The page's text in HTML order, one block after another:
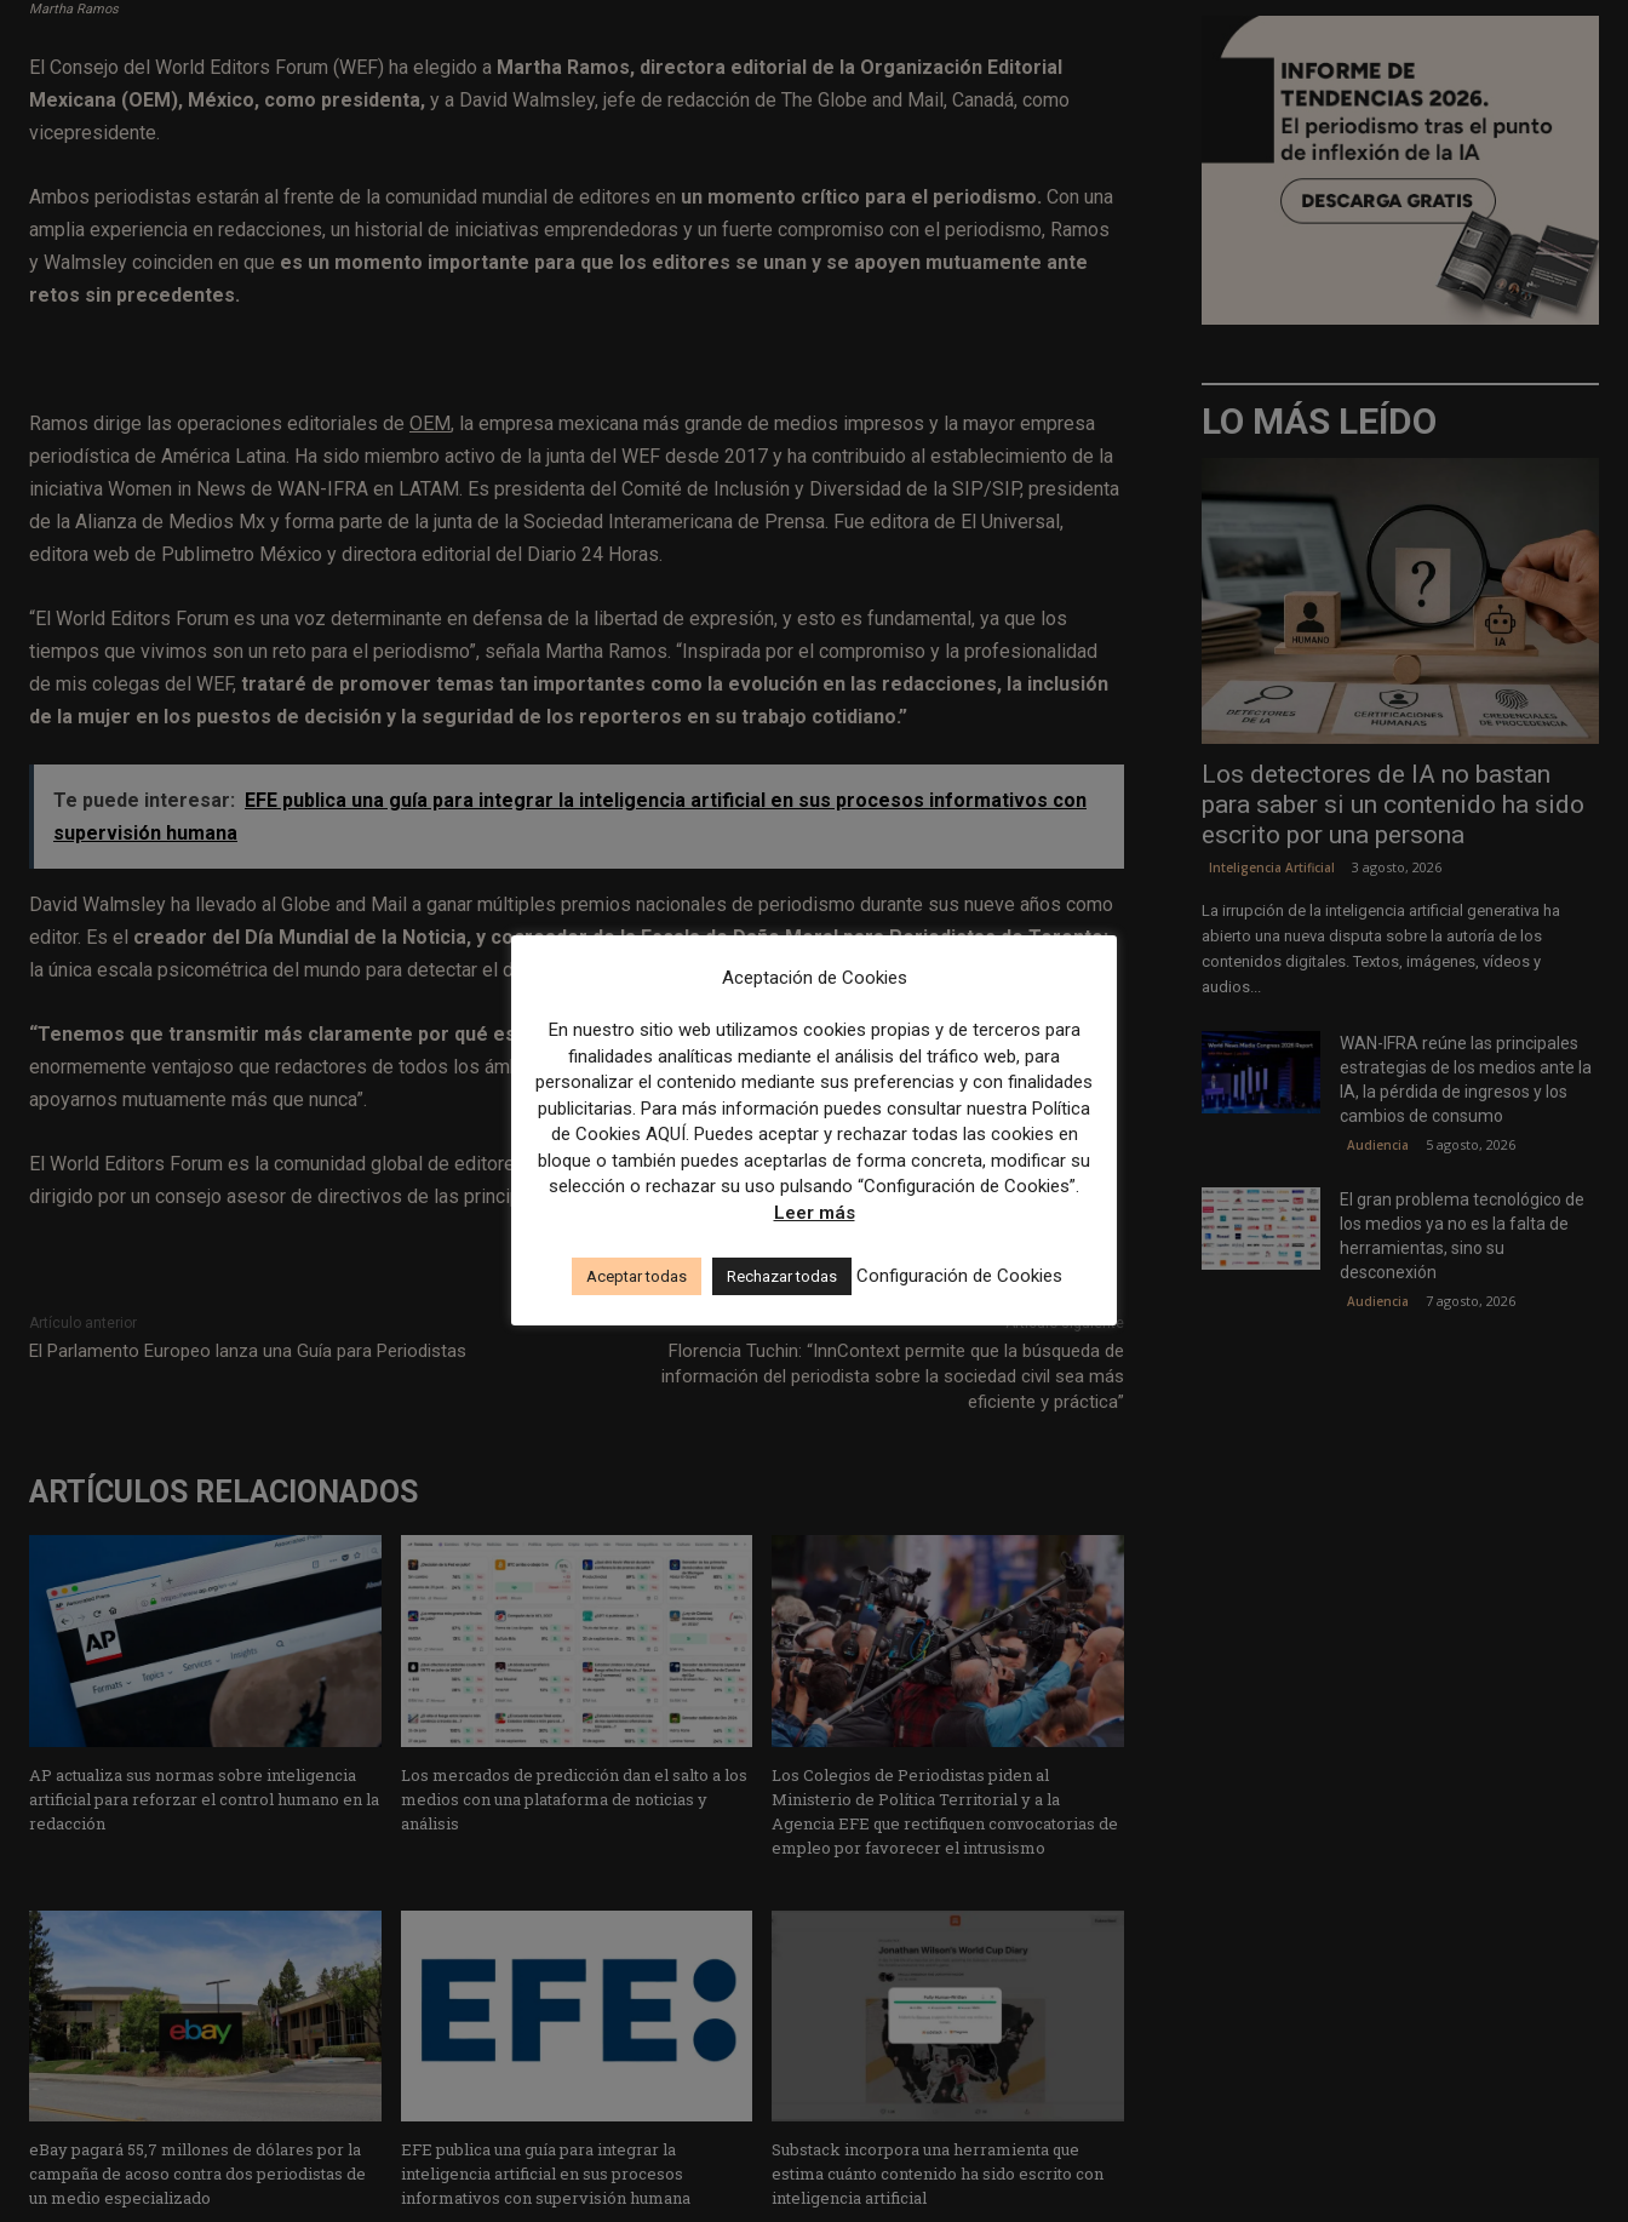
Martha Ramos
El Consejo del World Editors Forum (WEF) ha elegido a Martha Ramos, directora editorial de la Organización Editorial
Mexicana (OEM), México, como presidenta, y a David Walmsley, jefe de redacción de The Globe and Mail, Canadá, como
vicepresidente.
Ambos periodistas estarán al frente de la comunidad mundial de editores en un momento crítico para el periodismo. Con una
amplia experiencia en redacciones, un historial de iniciativas emprendedoras y un fuerte compromiso con el periodismo, Ramos
y Walmsley coinciden en que es un momento importante para que los editores se unan y se apoyen mutuamente ante
retos sin precedentes.
Ramos dirige las operaciones editoriales de OEM, la empresa mexicana más grande de medios impresos y la mayor empresa
periodística de América Latina. Ha sido miembro activo de la junta del WEF desde 2017 y ha contribuido al establecimiento de la
iniciativa Women in News de WAN-IFRA en LATAM. Es presidenta del Comité de Inclusión y Diversidad de la SIP/SIP, presidenta
de la Alianza de Medios Mx y forma parte de la junta de la Sociedad Interamericana de Prensa. Fue editora de El Universal,
editora web de Publimetro México y directora editorial del Diario 24 Horas.
“El World Editors Forum es una voz determinante en defensa de la libertad de expresión, y esto es fundamental, ya que los
tiempos que vivimos son un reto para el periodismo”, señala Martha Ramos. “Inspirada por el compromiso y la profesionalidad
de mis colegas del WEF, trataré de promover temas tan importantes como la evolución en las redacciones, la inclusión
de la mujer en los puestos de decisión y la seguridad de los reporteros en su trabajo cotidiano.”
Te puede interesar:
EFE publica una guía para integrar la inteligencia artificial en sus procesos informativos con
supervisión humana
David Walmsley ha llevado al Globe and Mail a ganar múltiples premios nacionales de periodismo durante sus nueve años como
editor. Es el creador del Día Mundial de la Noticia, y cocreador de la Escala de Daño Moral para Periodistas de Toronto;
la única escala psicométrica del mundo para detectar el daño moral en los periodistas.
“Tenemos que transmitir más claramente por qué es importante el periodismo”, dice Walmsley.“Creo que es
enormemente ventajoso que redactores de todos los ámbitos se reúnan para compartir sus retos y sus ideales. Tenemos que
apoyarnos mutuamente más que nunca”.
El World Editors Forum es la comunidad global de editores de la Asociación Mundial de Editores de Noticias (WAN-IFRA). Está
dirigido por un consejo asesor de directivos de las principales publicaciones del mundo.
Artículo anterior
El Parlamento Europeo lanza una Guía para Periodistas
Artículo siguiente
Florencia Tuchin: “InnContext permite que la búsqueda de
información del periodista sobre la sociedad civil sea más
eficiente y práctica”
ARTÍCULOS RELACIONADOS
AP actualiza sus normas sobre inteligencia
artificial para reforzar el control humano en la
redacción
Los mercados de predicción dan el salto a los
medios con una plataforma de noticias y
análisis
Los Colegios de Periodistas piden al
Ministerio de Política Territorial y a la
Agencia EFE que rectifiquen convocatorias de
empleo por favorecer el intrusismo
eBay pagará 55,7 millones de dólares por la
campaña de acoso contra dos periodistas de
un medio especializado
EFE publica una guía para integrar la
inteligencia artificial en sus procesos
informativos con supervisión humana
Substack incorpora una herramienta que
estima cuánto contenido ha sido escrito con
inteligencia artificial
LO MÁS LEÍDO
Los detectores de IA no bastan
para saber si un contenido ha sido
escrito por una persona
Inteligencia Artificial 3 agosto, 2026
La irrupción de la inteligencia artificial generativa ha
abierto una nueva disputa sobre la autoría de los
contenidos digitales. Textos, imágenes, vídeos y
audios...
WAN-IFRA reúne las principales
estrategias de los medios ante la
IA, la pérdida de ingresos y los
cambios de consumo
Audiencia 5 agosto, 2026
El gran problema tecnológico de
los medios ya no es la falta de
herramientas, sino su
desconexión
Audiencia 7 agosto, 2026
Aceptación de Cookies
En nuestro sitio web utilizamos cookies propias y de terceros para
finalidades analíticas mediante el análisis del tráfico web, para
personalizar el contenido mediante sus preferencias y con finalidades
publicitarias. Para más información puedes consultar nuestra Política
de Cookies AQUÍ. Puedes aceptar y rechazar todas las cookies en
bloque o también puedes aceptarlas de forma concreta, modificar su
selección o rechazar su uso pulsando “Configuración de Cookies”.
Leer más
Aceptar todas Rechazar todas Configuración de Cookies